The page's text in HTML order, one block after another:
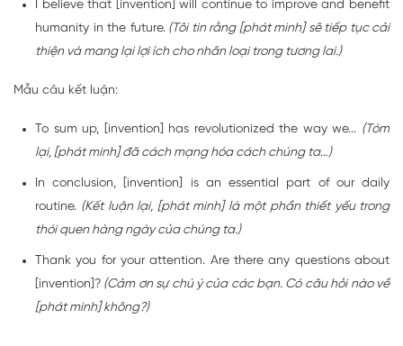
I believe that [invention] will continue to improve and benefit
humanity in the future.(Tôi tin rằng [phát minh] sẽ tiếp tục cải
thiện và mang lại lợi ích cho nhân loại trong tương lai.)
Mẫu câu kết luận:
To sum up, [invention] has revolutionized the way we... (Tóm
lại, [phát minh] đã cách mạng hóa cách chúng ta…)
In conclusion, [invention] is an essential part of our daily
routine. (Kết luận lại, [phát minh] là một phần thiết yếu trong
thói quen hàng ngày của chúng ta.)
Thank you for your attention. Are there any questions about
[invention]? (Cảm ơn sự chú ý của các bạn. Có câu hỏi nào về
[phát minh] không?)